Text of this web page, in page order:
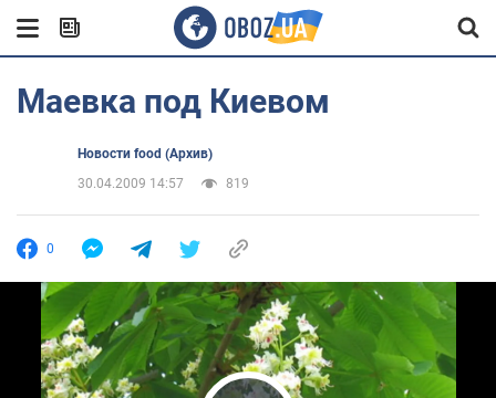
Маевка под Киевом
Новости food (Архив)
30.04.2009 14:57
819
0